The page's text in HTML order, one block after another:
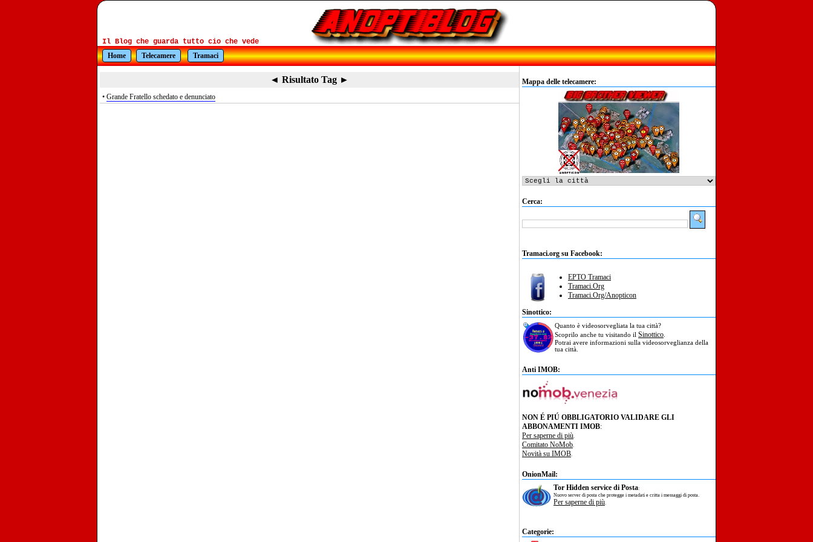
Il Blog che guarda tutto cio che vede
Home
Telecamere Tramaci
◄ Risultato Tag ►
• Grande Fratello schedato e denunciato
Mappa delle telecamere:
Cerca:
Tramaci.org su Facebook:
EPTO Tramaci
Tramaci.Org
Tramaci.Org/Anopticon
Sinottico:
Quanto è videosorvegliata la tua città?
Scoprilo anche tu visitando il Sinottico
Potrai avere informazioni sulla videosorveglianza della
tua città.
Anti IMOB:
NON É PIÚ OBBLIGATORIO VALIDARE GLI
ABBONAMENTI IMOB:
Per saperne di più.
Comitato NoMob.
Novità su IMOB.
OnionMail:
Tor Hidden service di Posta:
Nuovo server di posta che protegge i metadati e critta i messaggi di posta.
Per saperne di più.
Categorie: